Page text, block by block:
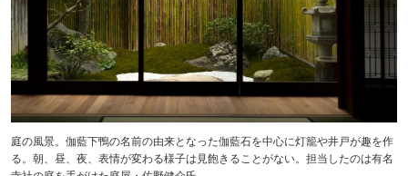
庭の風景。伽藍下鴨の名前の由来となった伽藍石を中心に灯籠や井戸が趣を作
る。朝、昼、夜、表情が変わる様子は見飽きることがない。担当したのは有名